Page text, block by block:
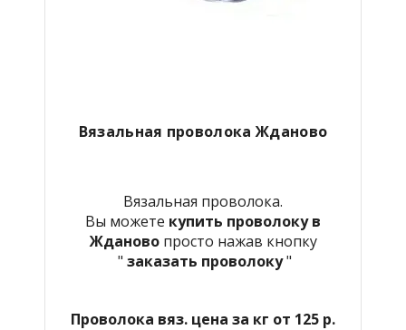
Вязальная проволока Жданово
Вязальная проволока.
Вы можете купить проволоку в
Жданово просто нажав кнопку
" заказать проволоку"
Проволока вяз. цена за кг от 125 р.